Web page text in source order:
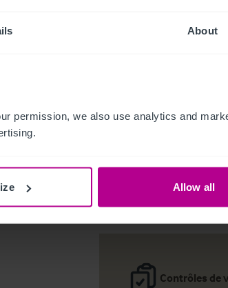
About
permission, we also use analytics and
Allow all
Contrôles de